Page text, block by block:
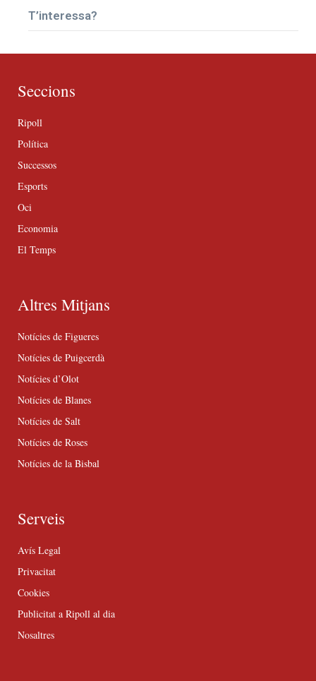
T’interessa?
Seccions
Ripoll
Política
Successos
Esports
Oci
Economia
El Temps
Altres Mitjans
Notícies de Figueres
Notícies de Puigcerdà
Notícies d’Olot
Notícies de Blanes
Notícies de Salt
Notícies de Roses
Notícies de la Bisbal
Serveis
Avís Legal
Privacitat
Cookies
Publicitat a Ripoll al dia
Nosaltres